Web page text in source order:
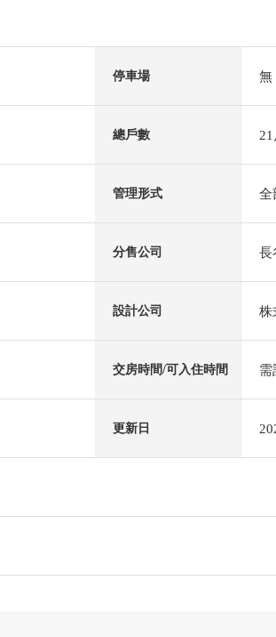
停車場 無
總戶數 21
管理形式 全
分售公司 長
設計公司 株
交房時間/可入住時間 需
更新日